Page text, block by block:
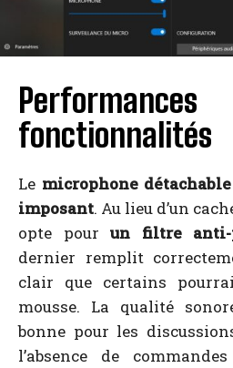
fonctionnalités
Le microphone
imposant. Au lieu d’un
opte pour un filtre anti-
dernier remplit
clair que certains
mousse. La qualité
bonne pour les
l’absence de